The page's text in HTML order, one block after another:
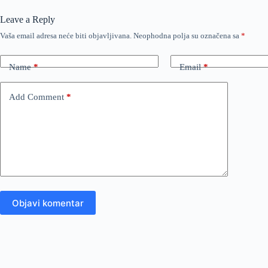
Leave a Reply
Vaša email adresa neće biti objavljivana. Neophodna polja su označena sa *
Name* Email*
Add Comment *
Objavi komentar